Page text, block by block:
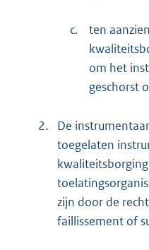
c.
ten
om het
geschorst
2.
De
toegelaten
zijn door de
faillissement of